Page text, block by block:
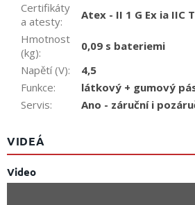
Certifikáty
a atesty:
Atex - II 1 G Ex ia IIC
Hmotnost
(kg):
0,09 s bateriemi
Napětí (V):
4,5
Funkce:
látkový + gumový
Servis: Ano - záruční i
VIDEÁ
Video